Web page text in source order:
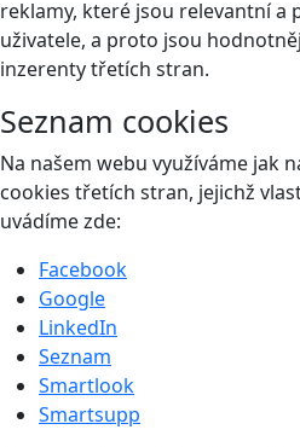
reklamy, které jsou relevantní a
uživatele, a proto jsou
inzerenty třetích stran.
Seznam cookies
Na našem webu využíváme jak
cookies třetích stran, jejichž
uvádíme zde:
Facebook
Google
LinkedIn
Seznam
Smartlook
Smartsupp